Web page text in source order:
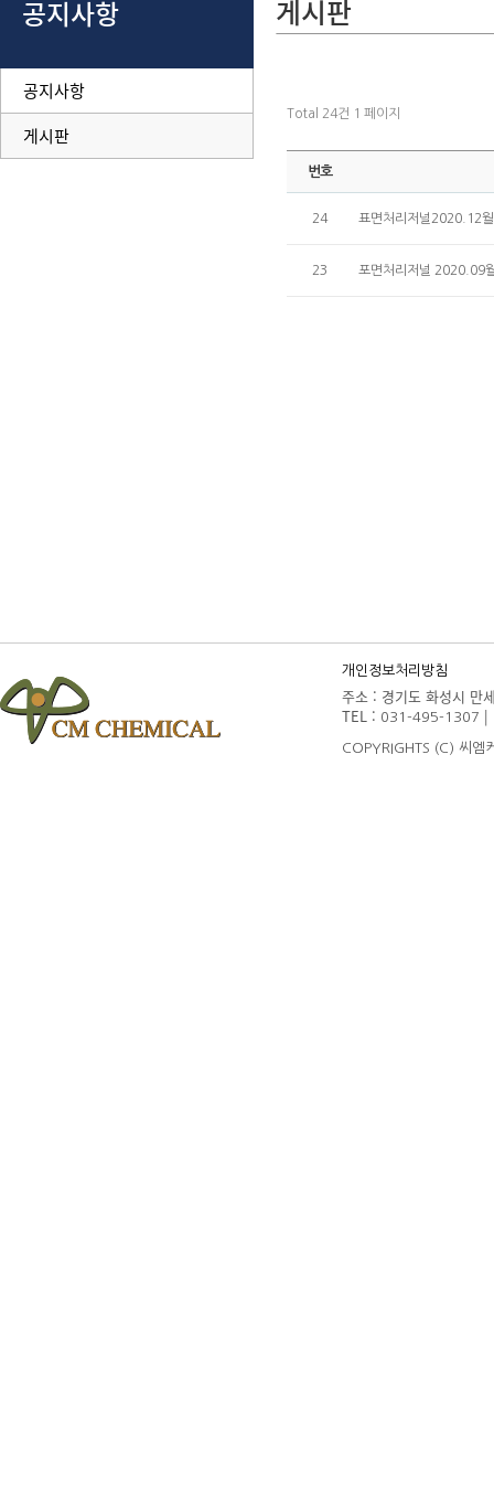
공지사항
공지사항
게시판
게시판
Total 24건 1 페이지
번호
24 표면처리저널2020.12
23 포면처리저널 2020.09
개인정보처리방침
주소 : 경기도 화성시 만
TEL : 031-495-1307 |
COPYRIGHTS (C) 씨엠